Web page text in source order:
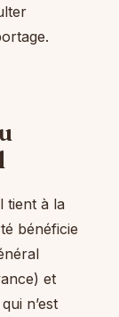
tient à la
bénéficie
et
n’est